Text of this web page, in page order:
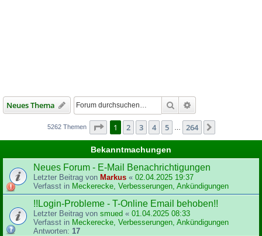
Neues Thema Suche
5262 Themen Seite 1von 264
1 2 3 4 5 264
Bekanntmachungen
Neues Forum - E-Mail Benachrichtigungen
Letzter Beitrag von Markus « 02.04.2025 19:37
Verfasst in Meckerecke, Verbesserungen, Ankündigungen
!!Login-Probleme - T-Online Email behoben!!
Letzter Beitrag von smued « 01.04.2025 08:33
Verfasst in Meckerecke, Verbesserungen, Ankündigungen
Antworten: 17